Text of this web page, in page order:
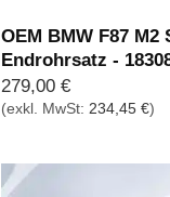
OEM BMW F87
Endrohrsatz -
279,00€
(exkl. MwSt: 234,45€)